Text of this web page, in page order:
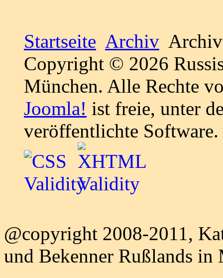
Startseite Archiv Archiv
Copyright © 2026
München. Alle Rechte
Joomla! ist freie, unter
veröffentlichte Software.
@copyright 2008-2011,
und Bekenner Rußlands in